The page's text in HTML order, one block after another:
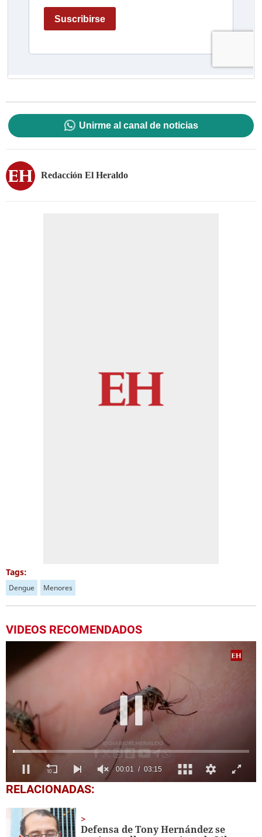
Unirme al canal de noticias
Redacción El Heraldo
Tags:
Dengue Menores
VIDEOS RECOMENDADOS
0
seconds
minutes,
RELACIONADAS:
Defensa de Tony Hernández se